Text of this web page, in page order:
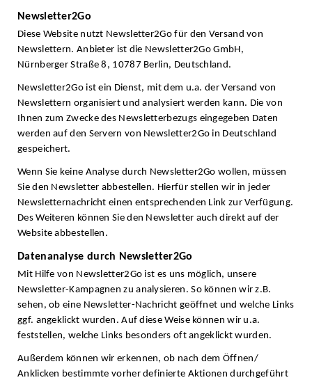
Newsletter2Go
Diese Website nutzt Newsletter2Go für den Versand von
Newslettern. Anbieter ist die Newsletter2Go GmbH,
Nürnberger Straße 8, 10787 Berlin, Deutschland.
Newsletter2Go ist ein Dienst, mit dem u.a. der Versand von
Newslettern organisiert und analysiert werden kann. Die von
Ihnen zum Zwecke des Newsletterbezugs eingegeben Daten
werden auf den Servern von Newsletter2Go in Deutschland
gespeichert.
Wenn Sie keine Analyse durch Newsletter2Go wollen, müssen
Sie den Newsletter abbestellen. Hierfür stellen wir in jeder
Newsletternachricht einen entsprechenden Link zur Verfügung.
Des Weiteren können Sie den Newsletter auch direkt auf der
Website abbestellen.
Datenanalyse durch Newsletter2Go
Mit Hilfe von Newsletter2Go ist es uns möglich, unsere
Newsletter-Kampagnen zu analysieren. So können wir z.B.
sehen, ob eine Newsletter-Nachricht geöffnet und welche Links
ggf. angeklickt wurden. Auf diese Weise können wir u.a.
feststellen, welche Links besonders oft angeklickt wurden.
Außerdem können wir erkennen, ob nach dem Öffnen/
Anklicken bestimmte vorher definierte Aktionen durchgeführt